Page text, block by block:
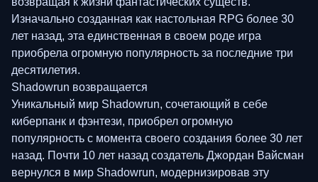
Изначально созданная как настольная RPG более 30
лет назад, эта единственная в своем роде игра
приобрела огромную популярность за последние три
десятилетия.
Shadowrun возвращается
Уникальный мир Shadowrun, сочетающий в себе
киберпанк и фэнтези, приобрел огромную
популярность с момента своего создания более 30 лет
назад. Почти 10 лет назад создатель Джордан Вайсман
вернулся в мир Shadowrun, модернизировав эту